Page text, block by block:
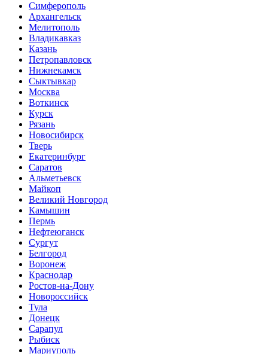
Симферополь
Архангельск
Мелитополь
Владикавказ
Казань
Петропавловск
Нижнекамск
Сыктывкар
Москва
Воткинск
Курск
Рязань
Новосибирск
Тверь
Екатеринбург
Саратов
Альметьевск
Майкоп
Великий Новгород
Камышин
Пермь
Нефтеюганск
Сургут
Белгород
Воронеж
Краснодар
Ростов-на-Дону
Новороссийск
Тула
Донецк
Сарапул
Рыбиск
Мариуполь